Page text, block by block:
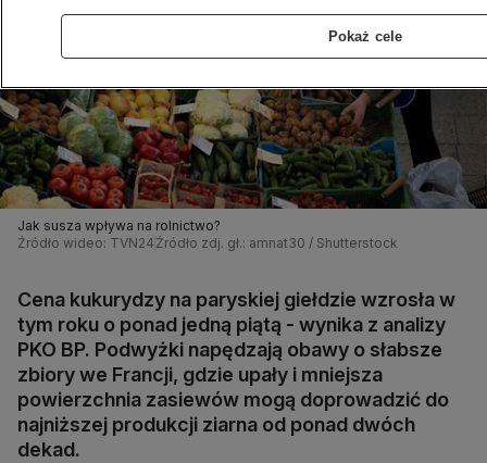
Jak susza wpływa na rolnictwo?
Źródło wideo: TVN24 Źródło zdj. gł.: amnat30 / Shutterstock
Cena kukurydzy na paryskiej giełdzie wzrosła w
tym roku o ponad jedną piątą - wynika z analizy
PKO BP. Podwyżki napędzają obawy o słabsze
zbiory we Francji, gdzie upały i mniejsza
powierzchnia zasiewów mogą doprowadzić do
najniższej produkcji ziarna od ponad dwóch
dekad.
Pokaż cele